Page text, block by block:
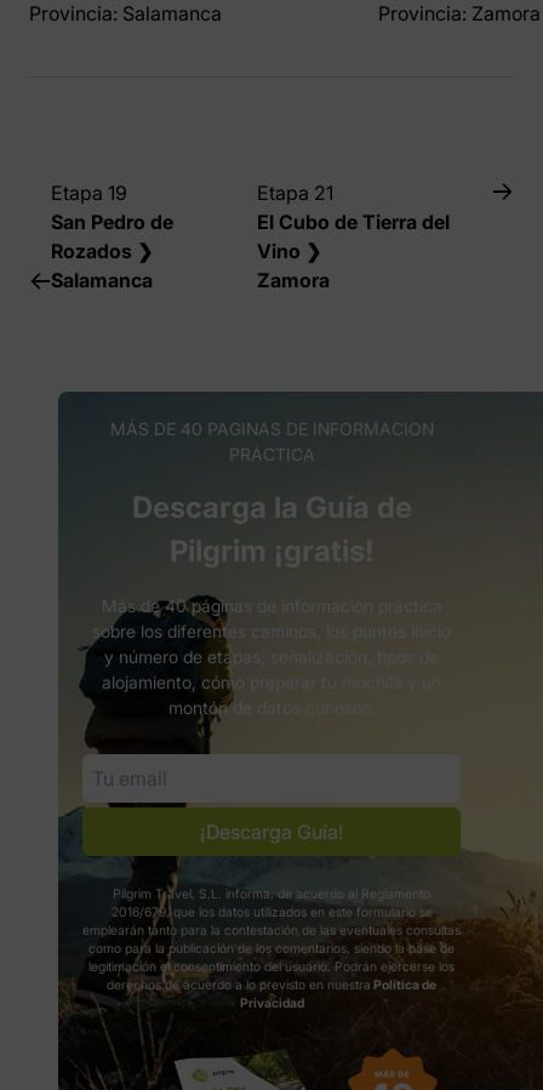
Provincia: Salamanca
Provincia: Zamora
Etapa 19
San Pedro de
Rozados ❯
Salamanca
Etapa 21
El Cubo de Tierra del
Vino ❯
Zamora
MÁS DE 40 PAGINAS DE INFORMACION
PRÁCTICA
Descarga la Guía de
Pilgrim ¡gratis!
Más de 40 páginas de informacion práctica
sobre los diferentes caminos, los puntos inicio
y número de etapas, señalización, tipos de
alojamiento, cómo preparar tu mochila y un
montón de datos curiosos.
¡Descarga Guía!
Pilgrim Travel, S.L. informa, de acuerdo al Reglamento
2016/679, que los datos utilizados en este formulario se
emplearán tanto para la contestación de las eventuales consultas
como para la publicación de los comentarios, siendo la base de
legitimación el consentimiento del usuario. Podrán ejercerse los
derechos de acuerdo a lo previsto en nuestra Política de
Privacidad